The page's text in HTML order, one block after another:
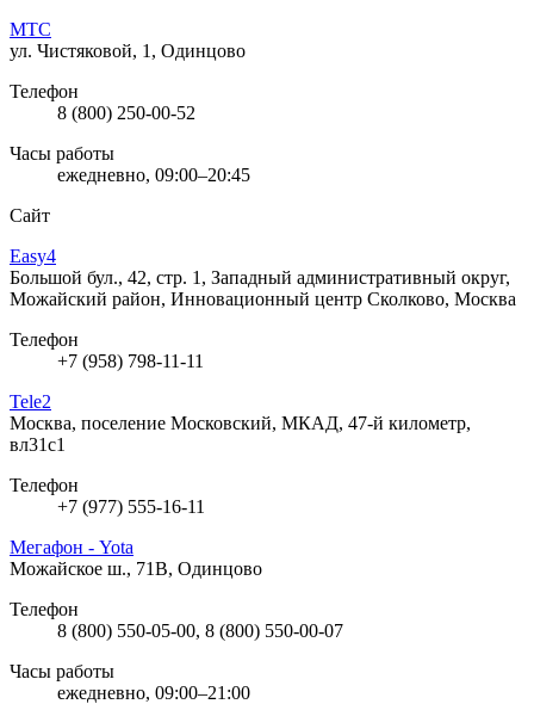
МТС
ул. Чистяковой, 1, Одинцово
Телефон
8 (800) 250-00-52
Часы работы
ежедневно, 09:00–20:45
Сайт
Easy4
Большой бул., 42, стр. 1, Западный административный округ,
Можайский район, Инновационный центр Сколково, Москва
Телефон
+7 (958) 798-11-11
Tele2
Москва, поселение Московский, МКАД, 47-й километр,
вл31с1
Телефон
+7 (977) 555-16-11
Мегафон - Yota
Можайское ш., 71В, Одинцово
Телефон
8 (800) 550-05-00, 8 (800) 550-00-07
Часы работы
ежедневно, 09:00–21:00